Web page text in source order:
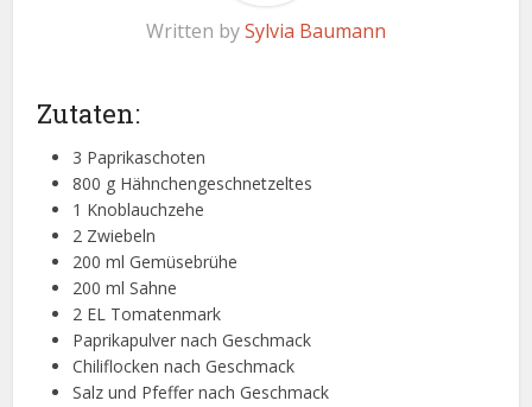
Written bySylvia Baumann
Zutaten:
3 Paprikaschoten
800 g Hähnchengeschnetzeltes
1 Knoblauchzehe
2 Zwiebeln
200 ml Gemüsebrühe
200 ml Sahne
2 EL Tomatenmark
Paprikapulver nach Geschmack
Chiliflocken nach Geschmack
Salz und Pfeffer nach Geschmack